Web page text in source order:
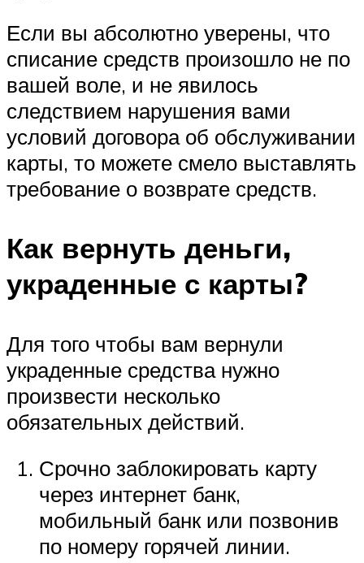
Если вы абсолютно уверены, что
списание средств произошло не по
вашей воле, и не явилось
следствием нарушения вами
условий договора об обслуживании
карты, то можете смело выставлять
требование о возврате средств.
Как вернуть деньги,
украденные с карты?
Для того чтобы вам вернули
украденные средства нужно
произвести несколько
обязательных действий.
Срочно заблокировать карту
через интернет банк,
мобильный банк или позвонив
по номеру горячей линии.